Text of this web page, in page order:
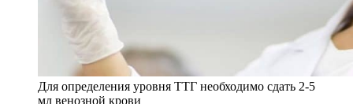
Для определения уровня ТТГ необходимо сдать 2-5
мл венозной крови